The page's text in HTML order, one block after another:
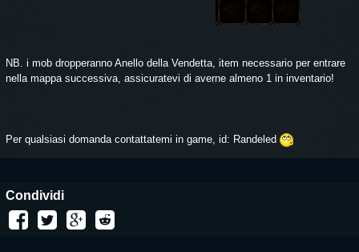
NB. i mob dropperanno Anello della Vendetta, item necessario per entrare
nella mappa successiva, assicuratevi di averne almeno 1 in inventario!
Per qualsiasi domanda contattatemi in game, id: Randeled
Condividi